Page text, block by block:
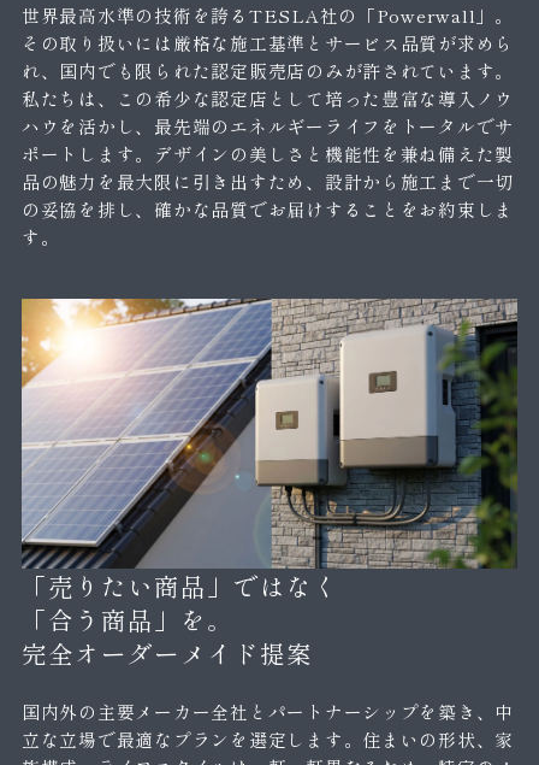
世界最高水準の技術を誇るTESLA社の「Powerwall」。
その取り扱いには厳格な施工基準とサービス品質が求めら
れ、国内でも限られた認定販売店のみが許されています。
私たちは、この希少な認定店として培った豊富な導入ノウ
ハウを活かし、最先端のエネルギーライフをトータルでサ
ポートします。デザインの美しさと機能性を兼ね備えた製
品の魅力を最大限に引き出すため、設計から施工まで一切
の妥協を排し、確かな品質でお届けすることをお約束しま
す。
「売りたい商品」ではなく
「合う商品」を。
完全オーダーメイド提案
国内外の主要メーカー全社とパートナーシップを築き、中
立な立場で最適なプランを選定します。住まいの形状、家